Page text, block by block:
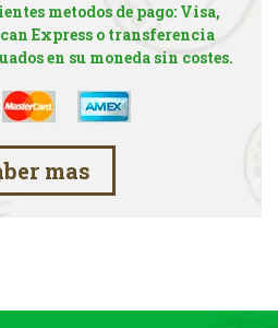
metodos de pago: Visa,
Express o transferencia
en su moneda sin costes.
mas